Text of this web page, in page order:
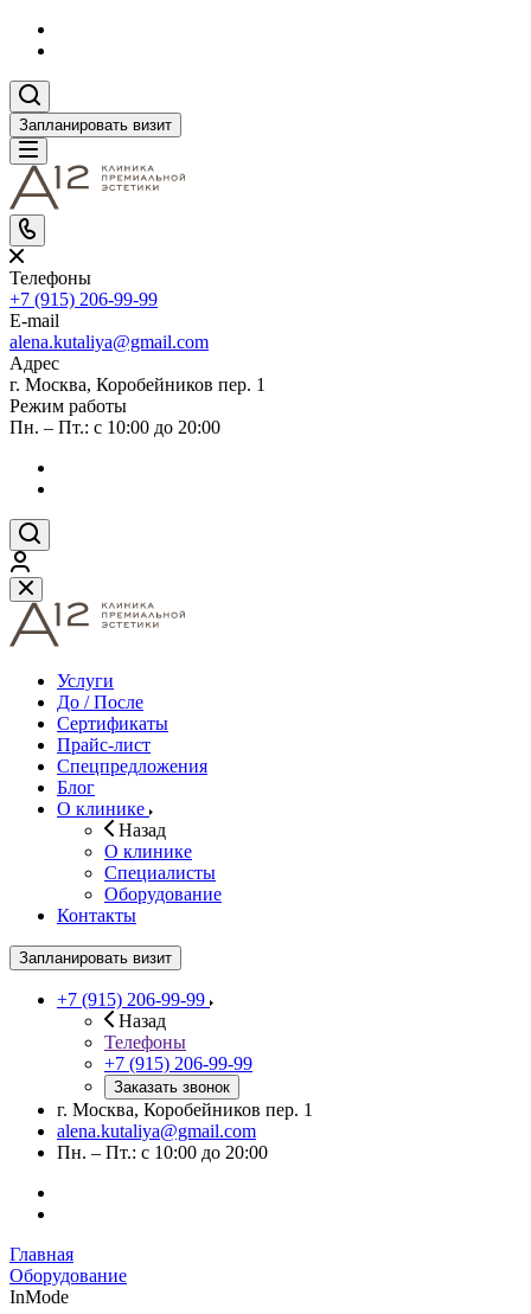
Запланировать визит
Телефоны
+7 (915) 206-99-99
E-mail
alena.kutaliya@gmail.com
Адрес
г. Москва, Коробейников пер. 1
Режим работы
Пн. – Пт.: с 10:00 до 20:00
Услуги
До / После
Сертификаты
Прайс-лист
Спецпредложения
Блог
О клинике
Назад
О клинике
Специалисты
Оборудование
Контакты
Запланировать визит
+7 (915) 206-99-99
Назад
Телефоны
+7 (915) 206-99-99
Заказать звонок
г. Москва, Коробейников пер. 1
alena.kutaliya@gmail.com
Пн. – Пт.: с 10:00 до 20:00
Главная
Оборудование
InMode